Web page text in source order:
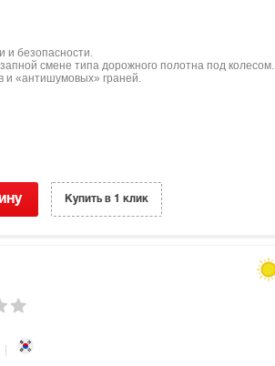
и безопасности.
смене типа дорожного полотна под колесом.
и «антишумовых» граней.
Купить в 1 клик